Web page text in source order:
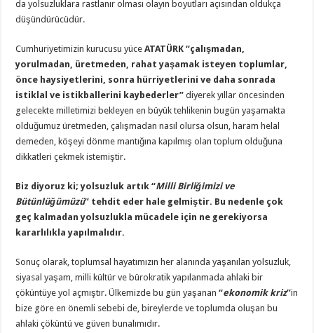
da yolsuzluklara rastlanır olması olayın boyutları açısından oldukça
düşündürücüdür.
Cumhuriyetimizin kurucusu yüceATATÜRK “çalışmadan,
yorulmadan, üretmeden, rahat yaşamak isteyen toplumlar,
önce haysiyetlerini, sonra hürriyetlerini ve daha sonrada
istiklal ve istikballerini kaybederler”diyerek yıllar öncesinden
gelecekte milletimizi bekleyen en büyük tehlikenin bugün yaşamakta
olduğumuz üretmeden, çalışmadan nasıl olursa olsun, haram helal
demeden, köşeyi dönme mantığına kapılmış olan toplum olduğuna
dikkatleri çekmek istemiştir.
Biz diyoruz ki; yolsuzluk artık “Milli Birliğimizi ve
Bütünlüğümüzü” tehdit eder hale gelmiştir. Bu nedenle çok
geç kalmadan yolsuzlukla mücadele için ne gerekiyorsa
kararlılıkla yapılmalıdır.
Sonuç olarak, toplumsal hayatımızın her alanında yaşanılan yolsuzluk,
siyasal yaşam, milli kültür ve bürokratik yapılanmada ahlaki bir
çöküntüye yol açmıştır. Ülkemizde bu gün yaşanan“ekonomik kriz”in
bize göre en önemli sebebi de, bireylerde ve toplumda oluşan bu
ahlaki çöküntü ve güven bunalımıdır.